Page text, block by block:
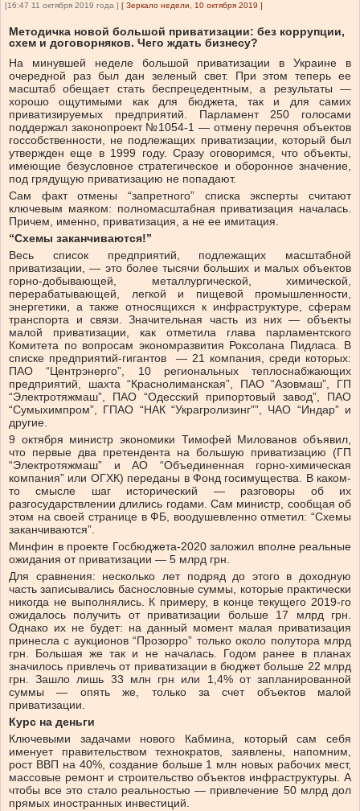
[16:47 11 октября 2019 года ] [ Зеркало недели, 10 октября 2019 ]
Методичка новой большой приватизации: без коррупции,
схем и договорняков. Чего ждать бизнесу?
На минувшей неделе большой приватизации в Украине в
очередной раз был дан зеленый свет. При этом теперь ее
масштаб обещает стать беспрецедентным, а результаты —
хорошо ощутимыми как для бюджета, так и для самих
приватизируемых предприятий. Парламент 250 голосами
поддержал законопроект №1054-1 — отмену перечня объектов
госсобственности, не подлежащих приватизации, который был
утвержден еще в 1999 году. Сразу оговоримся, что объекты,
имеющие безусловное стратегическое и оборонное значение,
под грядущую приватизацию не попадают.
Сам факт отмены “запретного” списка эксперты считают
ключевым маяком: полномасштабная приватизация началась.
Причем, именно, приватизация, а не ее имитация.
“Схемы заканчиваются!”
Весь список предприятий, подлежащих масштабной
приватизации, — это более тысячи больших и малых объектов
горно-добывающей, металлургической, химической,
перерабатывающей, легкой и пищевой промышленности,
энергетики, а также относящихся к инфраструктуре, сферам
транспорта и связи. Значительная часть из них — объекты
малой приватизации, как отметила глава парламентского
Комитета по вопросам экономразвития Роксолана Пидласа. В
списке предприятий-гигантов — 21 компания, среди которых:
ПАО “Центрэнерго”, 10 региональных теплоснабжающих
предприятий, шахта “Краснолиманская”, ПАО “Азовмаш”, ГП
“Электротяжмаш”, ПАО “Одесский припортовый завод”, ПАО
“Сумыхимпром”, ГПАО “НАК “Украгролизинг””, ЧАО “Индар” и
другие.
9 октября министр экономики Тимофей Милованов объявил,
что первые два претендента на большую приватизацию (ГП
“Электротяжмаш” и АО “Объединенная горно-химическая
компания” или ОГХК) переданы в Фонд госимущества. В каком-
то смысле шаг исторический — разговоры об их
разгосударствлении длились годами. Сам министр, сообщая об
этом на своей странице в ФБ, воодушевленно отметил: “Схемы
заканчиваются”.
Минфин в проекте Госбюджета-2020 заложил вполне реальные
ожидания от приватизации — 5 млрд грн.
Для сравнения: несколько лет подряд до этого в доходную
часть записывались баснословные суммы, которые практически
никогда не выполнялись. К примеру, в конце текущего 2019-го
ожидалось получить от приватизации больше 17 млрд грн.
Однако их не будет: на данный момент малая приватизация
принесла с аукционов “Прозорро” только около полутора млрд
грн. Большая же так и не началась. Годом ранее в планах
значилось привлечь от приватизации в бюджет больше 22 млрд
грн. Зашло лишь 33 млн грн или 1,4% от запланированной
суммы — опять же, только за счет объектов малой
приватизации.
Курс на деньги
Ключевыми задачами нового Кабмина, который сам себя
именует правительством технократов, заявлены, напомним,
рост ВВП на 40%, создание больше 1 млн новых рабочих мест,
массовые ремонт и строительство объектов инфраструктуры. А
чтобы все это стало реальностью — привлечение 50 млрд дол
прямых иностранных инвестиций.